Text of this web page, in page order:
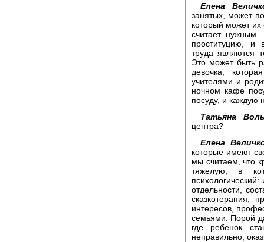
Елена
занятых, может
который может их
считает
проституцию, и
труда являются
Это может быть
девочка,
учителями и
ночном кафе
посуду, и каждую
Татьяна
центра?
Елена
которые имеют
мы считаем, что
тяжелую, в
отдельности,
сказкотерапия,
интересов,
семьями. Порой
где ребенок
неправильно,